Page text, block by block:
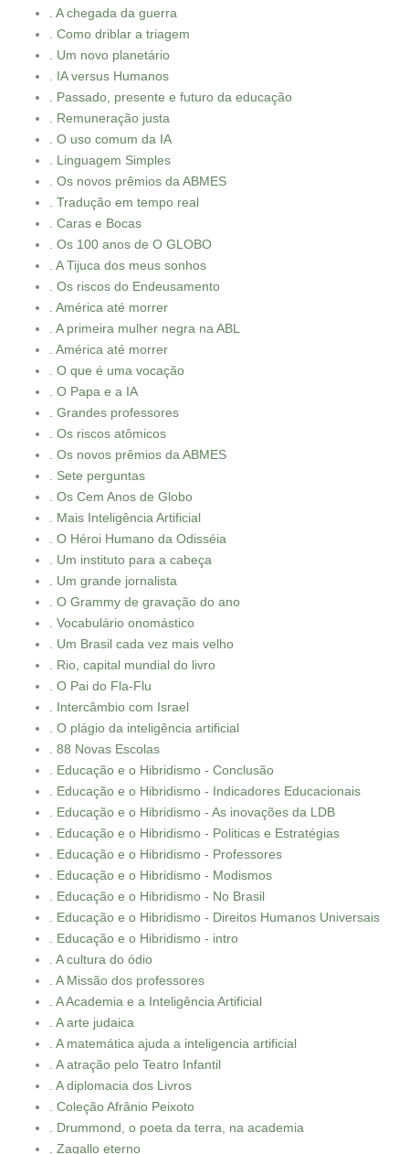
. A chegada da guerra
. Como driblar a triagem
. Um novo planetário
. IA versus Humanos
. Passado, presente e futuro da educação
. Remuneração justa
. O uso comum da IA
. Linguagem Simples
. Os novos prêmios da ABMES
. Tradução em tempo real
. Caras e Bocas
. Os 100 anos de O GLOBO
. A Tijuca dos meus sonhos
. Os riscos do Endeusamento
. América até morrer
. A primeira mulher negra na ABL
. América até morrer
. O que é uma vocação
. O Papa e a IA
. Grandes professores
. Os riscos atômicos
. Os novos prêmios da ABMES
. Sete perguntas
. Os Cem Anos de Globo
. Mais Inteligência Artificial
. O Héroi Humano da Odisséia
. Um instituto para a cabeça
. Um grande jornalista
. O Grammy de gravação do ano
. Vocabulário onomástico
. Um Brasil cada vez mais velho
. Rio, capital mundial do livro
. O Pai do Fla-Flu
. Intercâmbio com Israel
. O plágio da inteligência artificial
. 88 Novas Escolas
. Educação e o Hibridismo - Conclusão
. Educação e o Hibridismo - Indicadores Educacionais
. Educação e o Hibridismo - As inovações da LDB
. Educação e o Hibridismo - Politicas e Estratégias
. Educação e o Hibridismo - Professores
. Educação e o Hibridismo - Modismos
. Educação e o Hibridismo - No Brasil
. Educação e o Hibridismo - Direitos Humanos Universais
. Educação e o Hibridismo - intro
. A cultura do ódio
. A Missão dos professores
. A Academia e a Inteligência Artificial
. A arte judaica
. A matemática ajuda a inteligencia artificial
. A atração pelo Teatro Infantil
. A diplomacia dos Livros
. Coleção Afrânio Peixoto
. Drummond, o poeta da terra, na academia
. Zagallo eterno